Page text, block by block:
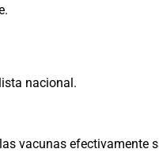
nacional.
vacunas efectivamente